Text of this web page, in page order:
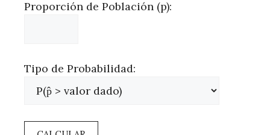
Proporción de Población (p):
Tipo de Probabilidad: